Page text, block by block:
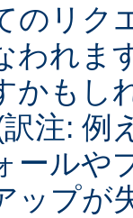
のリク
われま
かもし
注: 例
ールや
ップが